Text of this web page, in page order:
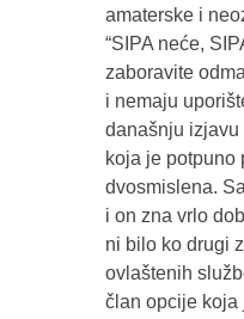
amaterske i
“SIPA neće,
zaboravite
i nemaju
današnju izjavu
koja je potpuno
dvosmislena.
i on zna vrlo
ni bilo ko drugi
ovlaštenih
član opcije koja